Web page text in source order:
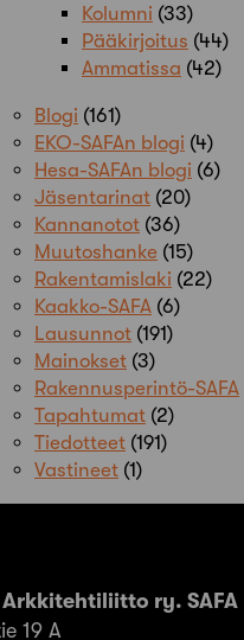
Kolumni (33)
Pääkirjoitus (44)
Ammatissa (42)
Blogi (161)
EKO-SAFAn blogi (4)
Hesa-SAFAn blogi (6)
Jäsentarinat (20)
Kannanotot (36)
Muutoshanke (15)
Rakentamislaki (22)
Kaakko-SAFA (6)
Lausunnot (191)
Mainokset (3)
Rakennusperintö-SAFA
Tapahtumat (2)
Tiedotteet (191)
Vastineet (1)
Arkkitehtiliitto ry. SAFA
19 A